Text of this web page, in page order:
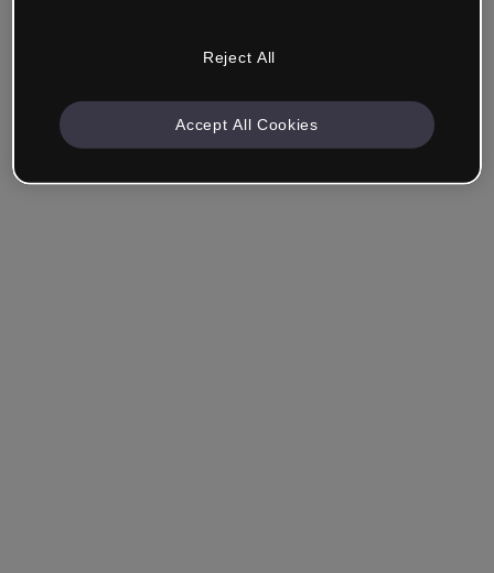
Empresa & Profissionais
outra área.
Reject All
Accept All Cookies